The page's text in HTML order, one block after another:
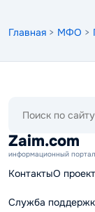
Главная > МФО >
сайту
Zaim.com
информационный портал
КонтактыО
Служба